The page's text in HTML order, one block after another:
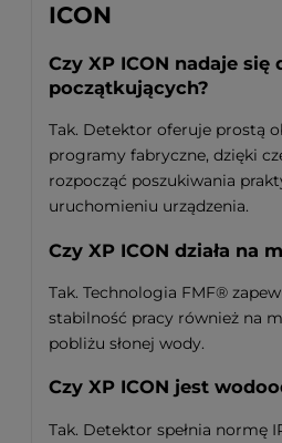
ICON
Czy XP ICON nadaje się
początkujących?
Tak. Detektor oferuje prostą
programy fabryczne, dzięki
rozpocząć poszukiwania
uruchomieniu urządzenia.
Czy XP ICON działa na
Tak. Technologia FMF®
stabilność pracy również na
pobliżu słonej wody.
Czy XP ICON jest
Tak. Detektor spełnia normę